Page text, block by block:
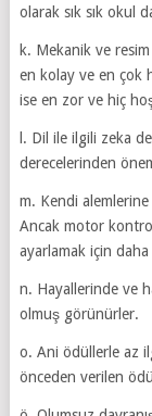
olarak sık sık okul
k. Mekanik ve
en kolay ve en çok
ise en zor ve hiç
l. Dil ile ilgili zeka
derecelerinden
m. Kendi alemlerine
Ancak motor
ayarlamak için
n. Hayallerinde ve
olmuş görünürler.
o. Ani ödüllerle az
önceden verilen